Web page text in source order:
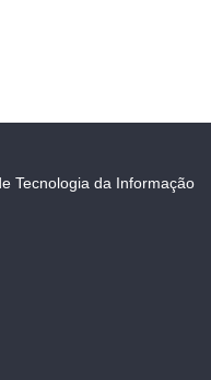
Tecnologia da Informação